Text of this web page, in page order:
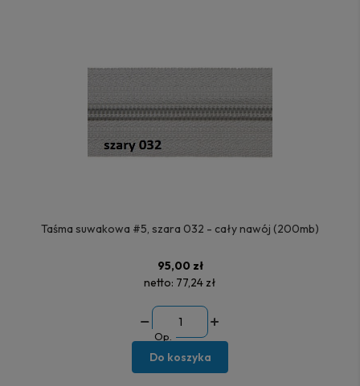
Taśma suwakowa #5, szara 032 - cały nawój (200mb)
95,00 zł
netto: 77,24 zł
Op.
Do koszyka